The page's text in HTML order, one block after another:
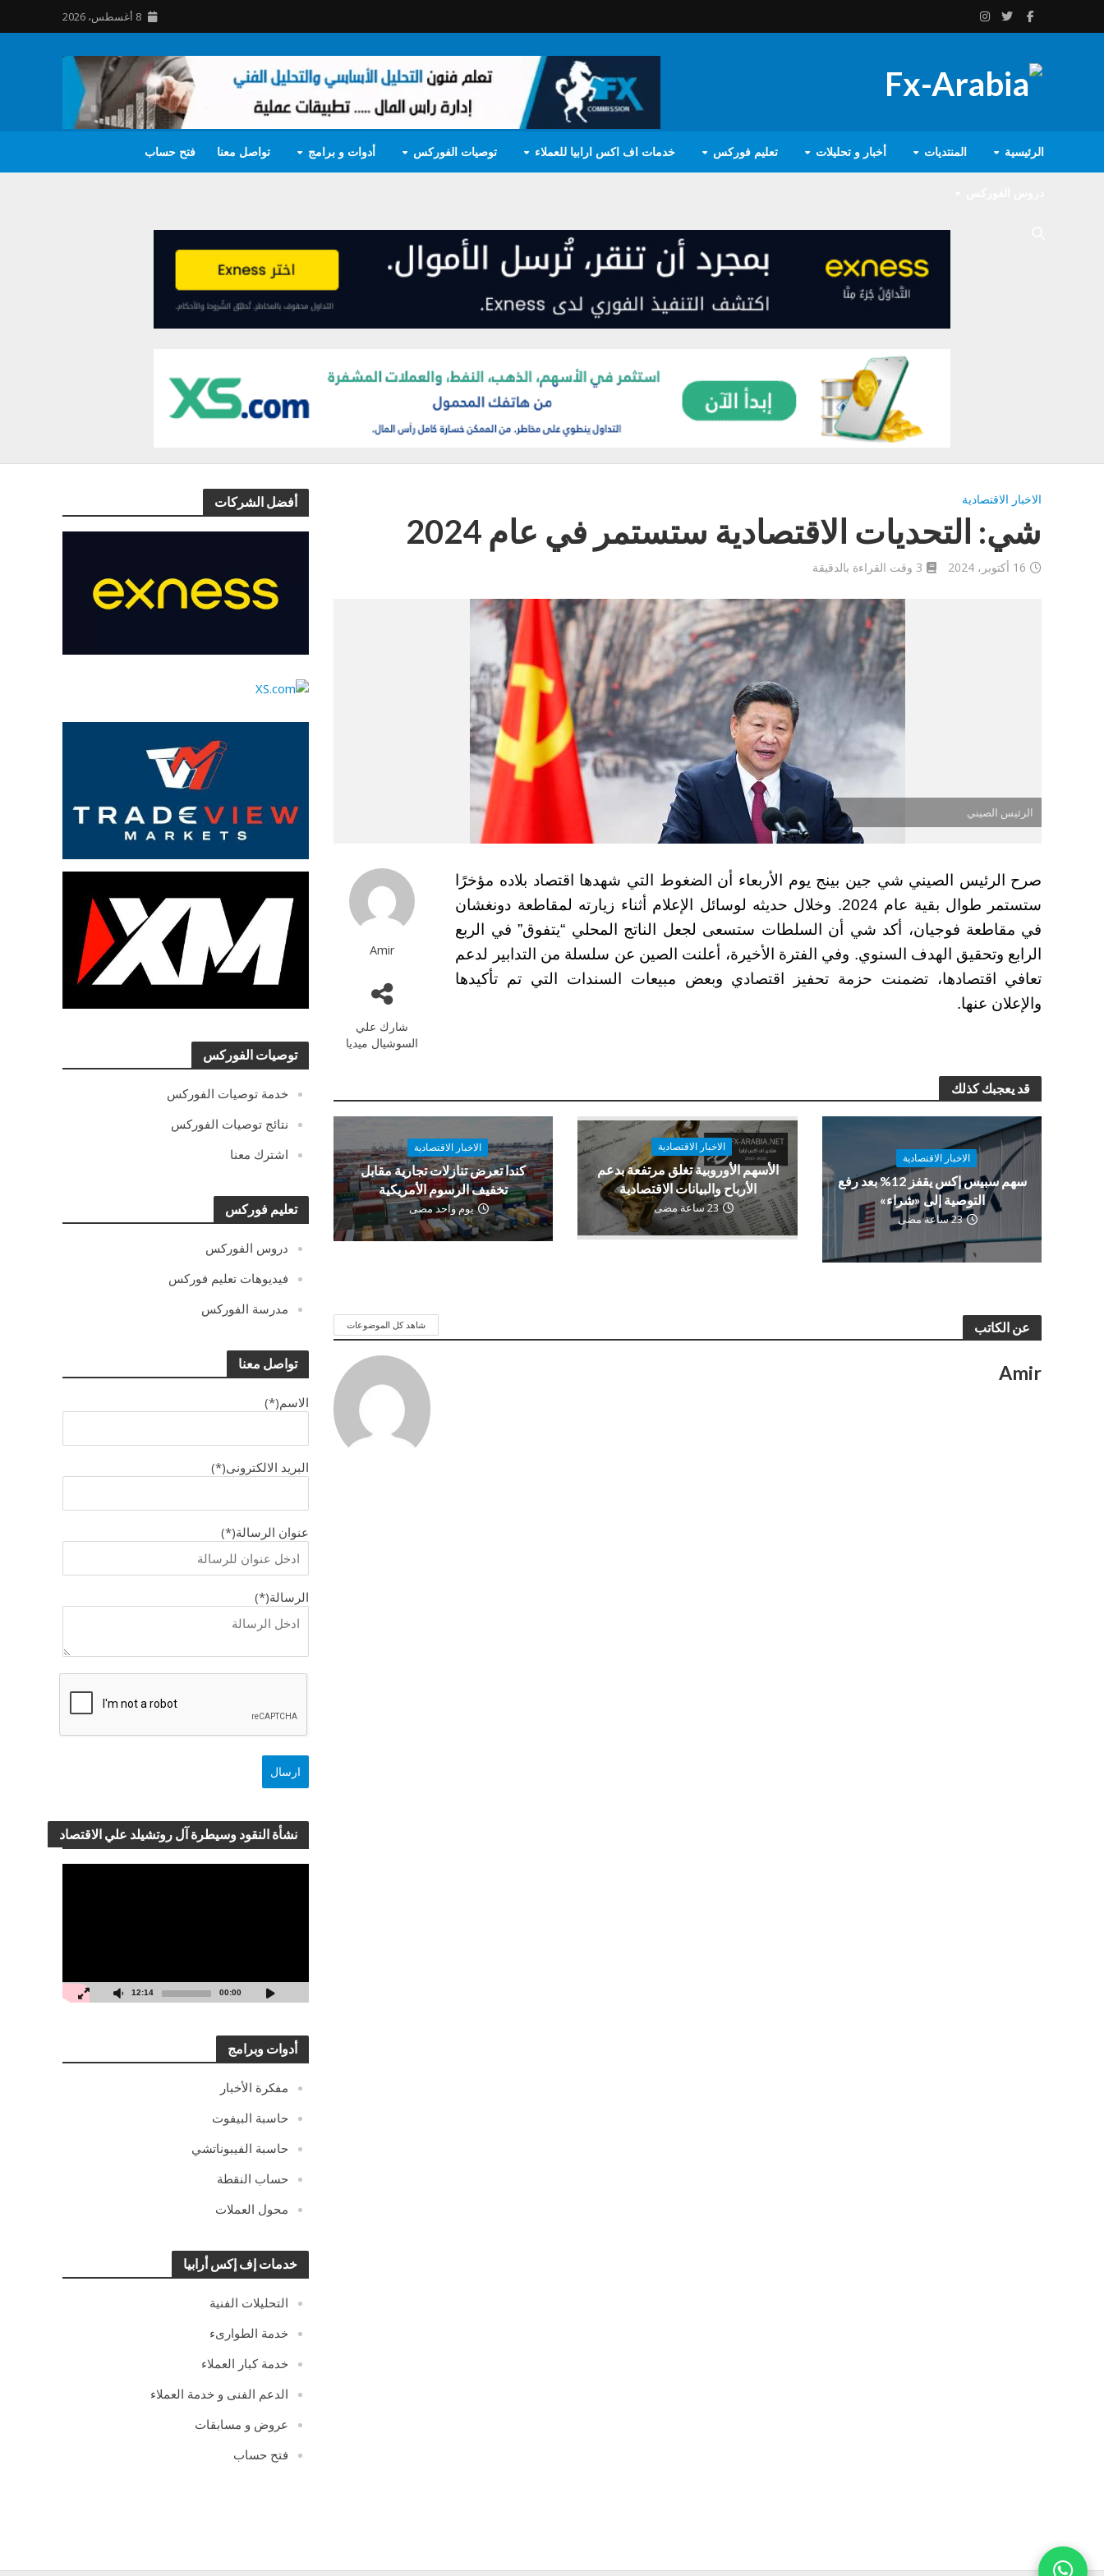
8 أغسطس، 2026
الرئيسية المنتديات أخبار و تحليلات تعليم فوركس خدمات اف اكس ارابيا للعملاء توصيات الفوركس أدوات و برامج تواصل معنا فتح حساب
أفضل الشركات
توصيات الفوركس
خدمة توصيات الفوركس
نتائج توصيات الفوركس
اشترك معنا
تعليم فوركس
دروس الفوركس
فيديوهات تعليم فوركس
مدرسة الفوركس
تواصل معنا
الاسم(*)
البريد الالكترونى(*)
عنوان الرسالة(*)
الرسالة(*)
نشأة النقود وسيطرة آل روتشيلد علي الاقتصاد
00:00
12:14
أدوات وبرامج
مفكرة الأخبار
حاسبة البيفوت
حاسبة الفيبوناتشي
حساب النقطة
محول العملات
خدمات إف إكس أرابيا
التحليلات الفنية
خدمة الطوارىء
خدمة كبار العملاء
الدعم الفنى و خدمة العملاء
عروض و مسابقات
فتح حساب
الاخبار الاقتصادية
شي: التحديات الاقتصادية ستستمر في عام 2024
16 أكتوبر، 2024 3 وقت القراءة بالدقيقة
الرئيس الصيني
Amir
شارك علي
السوشيال ميديا
صرح الرئيس الصيني شي جين بينج يوم الأربعاء أن الضغوط التي شهدها اقتصاد بلاده مؤخرًا
ستستمر طوال بقية عام 2024. وخلال حديثه لوسائل الإعلام أثناء زيارته لمقاطعة دونغشان
في مقاطعة فوجيان، أكد شي أن السلطات ستسعى لجعل الناتج المحلي “يتفوق” في الربع
الرابع وتحقيق الهدف السنوي. وفي الفترة الأخيرة، أعلنت الصين عن سلسلة من التدابير لدعم
تعافي اقتصادها، تضمنت حزمة تحفيز اقتصادي وبعض مبيعات السندات التي تم تأكيدها
والإعلان عنها.
قد يعجبك كذلك
الاخبار الاقتصادية
سهم سبيس إكس يقفز 12% بعد رفع
التوصية إلى «شراء»
23 ساعة مضى
الاخبار الاقتصادية
الأسهم الأوروبية تغلق مرتفعة بدعم
الأرباح والبيانات الاقتصادية
23 ساعة مضى
الاخبار الاقتصادية
كندا تعرض تنازلات تجارية مقابل
تخفيف الرسوم الأمريكية
يوم واحد مضى
عن الكاتب شاهد كل الموضوعات
Amir